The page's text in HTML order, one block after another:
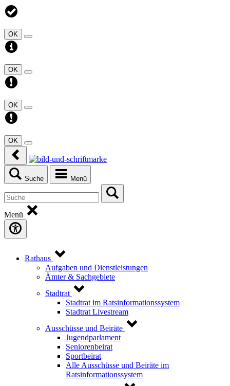
OK
OK
OK
OK
Suche Menü
Menü
Rathaus
Aufgaben und Dienstleistungen
Ämter & Sachgebiete
Stadtrat
Stadtrat im Ratsinformationssystem
Stadtrat Livestream
Ausschüsse und Beiräte
Jugendparlament
Seniorenbeirat
Sportbeirat
Alle Ausschüsse und Beiräte im
Ratsinformationssystem